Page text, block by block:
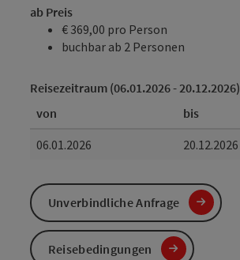
ab Preis
€ 369,00 pro Person
buchbar ab 2 Personen
Reisezeitraum (06.01.2026 - 20.12.2026)
von
bis
06.01.2026
20.12.2026
Unverbindliche Anfrage
Reisebedingungen